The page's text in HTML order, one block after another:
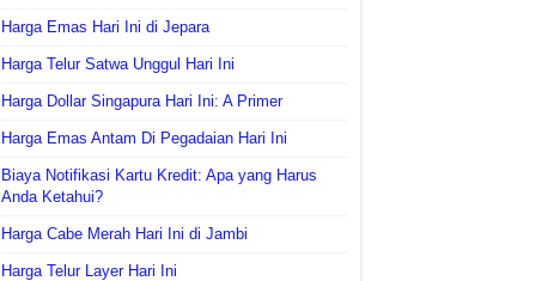
Harga Emas Hari Ini di Jepara
Harga Telur Satwa Unggul Hari Ini
Harga Dollar Singapura Hari Ini: A Primer
Harga Emas Antam Di Pegadaian Hari Ini
Biaya Notifikasi Kartu Kredit: Apa yang Harus
Anda Ketahui?
Harga Cabe Merah Hari Ini di Jambi
Harga Telur Layer Hari Ini